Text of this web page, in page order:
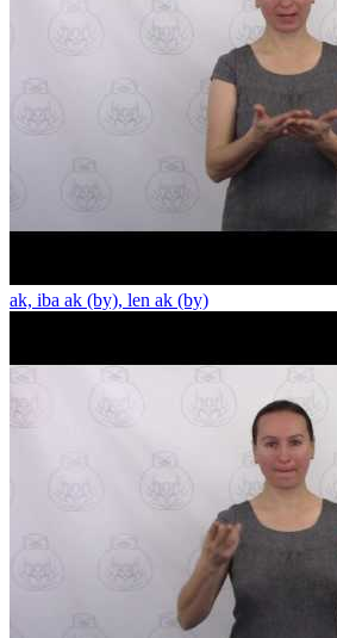
ak, iba ak (by), len ak (by)